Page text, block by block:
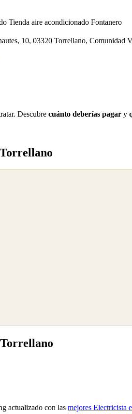
Tienda aire acondicionado Fontanero
10, 03320 Torrellano, Comunidad
Descubre cuánto deberías pagar y
actualizado con las mejores Electricista